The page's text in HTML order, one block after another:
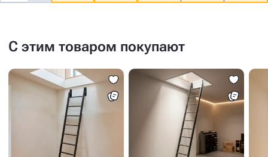
С этим товаром покупают